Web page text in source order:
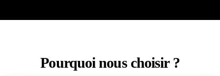
Pourquoi nous choisir ?